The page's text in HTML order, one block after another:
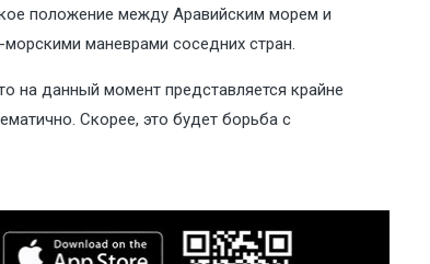
положение между Аравийским морем и
маневрами соседних стран.
на данный момент представляется крайне
Скорее, это будет борьба с